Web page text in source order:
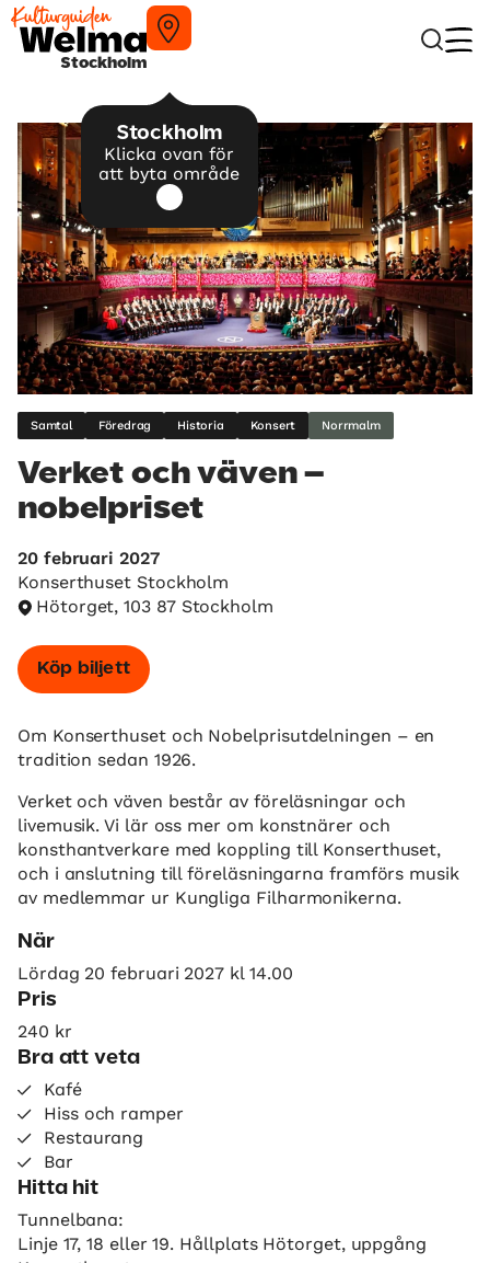
Stockholm
Stockholm
Klicka ovan för
att byta område
Samtal Föredrag Historia Konsert Norrmalm
Verket och väven –
nobelpriset
20 februari 2027
Konserthuset Stockholm
Hötorget, 103 87 Stockholm
Köp biljett
Om Konserthuset och Nobelprisutdelningen – en
tradition sedan 1926.
Verket och väven består av föreläsningar och
livemusik. Vi lär oss mer om konstnärer och
konsthantverkare med koppling till Konserthuset,
och i anslutning till föreläsningarna framförs musik
av medlemmar ur Kungliga Filharmonikerna.
När
Lördag 20 februari 2027 kl 14.00
Pris
240 kr
Bra att veta
Kafé
Hiss och ramper
Restaurang
Bar
Hitta hit
Tunnelbana:
Linje 17, 18 eller 19. Hållplats Hötorget, uppgång